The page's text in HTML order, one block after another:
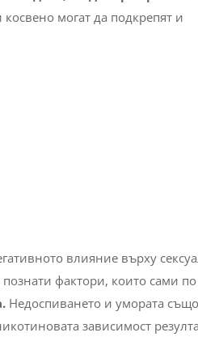
могат да подкрепят и
влияние върху
фактори, които сами по
Недоспиването и умората
зависимост